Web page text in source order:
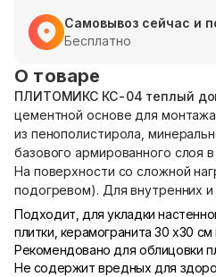
Самовывоз сейчас и
Бесплатно
О товаре
ПЛИТОМИКС КС-04 теплый
цементной основе для
из пенополистирола,
базового армированного слоя
На поверхности со сложной
подогревом). Для внутренних
Подходит, для укладки
плитки, керамогранита 30 х30
Рекомендовано для облицовки
Не содержит вредных для